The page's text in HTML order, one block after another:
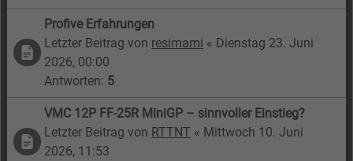
Profive Erfahrungen
Letzter Beitrag von resimami « Dienstag 23. Juni
2026, 00:00
Antworten: 5
VMC 12P FF-25R MiniGP – sinnvoller Einstieg?
Letzter Beitrag von RTTNT « Mittwoch 10. Juni
2026, 11:53